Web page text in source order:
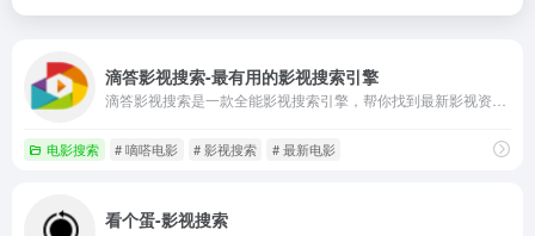
滴答影视搜索-最有用的影视搜索引擎
电影搜索 # 嘀嗒电影 # 影视搜索 # 最新电影
看个蛋-影视搜索